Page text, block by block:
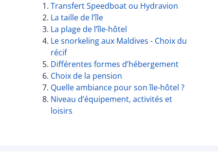
Transfert Speedboat ou Hydravion
La taille de l’île
La plage de l’île-hôtel
Le snorkeling aux Maldives - Choix du
récif
Différentes formes d’hébergement
Choix de la pension
Quelle ambiance pour son île-hôtel ?
Niveau d’équipement, activités et
loisirs